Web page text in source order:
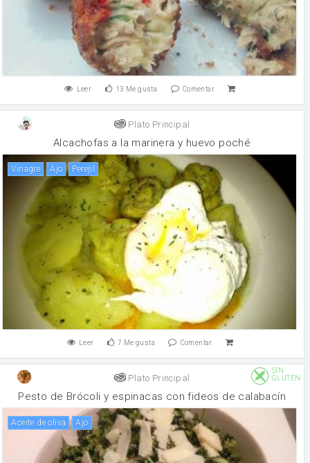
Leer 13 Me gusta Comentar
Plato Principal
Alcachofas a la marinera y huevo poché
vinagre ajo perejil
Leer 7 Me gusta Comentar
Plato Principal
SIN
GLUTEN
Pesto de Brócoli y espinacas con fideos de calabacín
aceite de oliva ajo